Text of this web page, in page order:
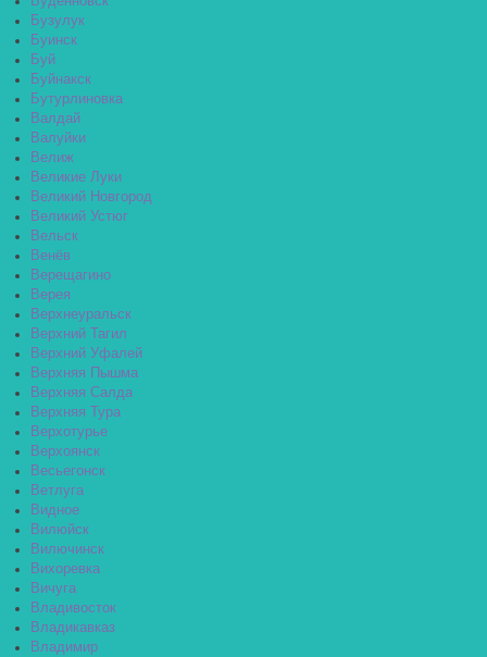
Бузулук
Буинск
Буй
Буйнакск
Бутурлиновка
Валдай
Валуйки
Велиж
Великие Луки
Великий Новгород
Великий Устюг
Вельск
Венёв
Верещагино
Верея
Верхнеуральск
Верхний Тагил
Верхний Уфалей
Верхняя Пышма
Верхняя Салда
Верхняя Тура
Верхотурье
Верхоянск
Весьегонск
Ветлуга
Видное
Вилюйск
Вилючинск
Вихоревка
Вичуга
Владивосток
Владикавказ
Владимир